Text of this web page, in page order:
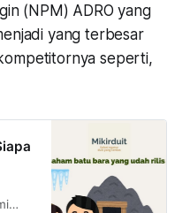
(NPM) ADRO yang
yang terbesar
seperti,